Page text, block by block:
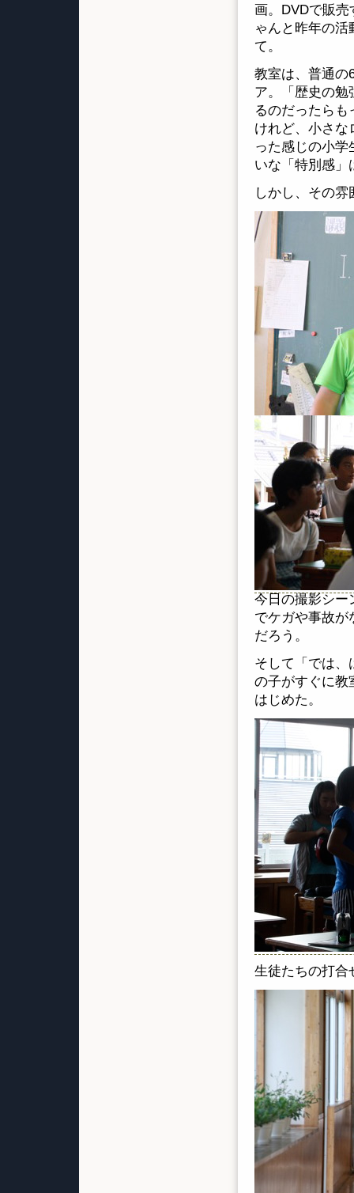
画。DVDで販
ゃんと昨年の
て。
教室は、普通の
ア。「歴史の勉
るのだったら
けれど、小さ
った感じの小
いな「特別感」
しかし、その
今日の撮影シー
でケガや事故が
だろう。
そして「では、
の子がすぐに教
はじめた。
生徒たちの打合